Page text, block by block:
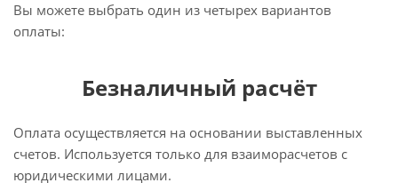
Вы можете выбрать один из четырех вариантов
оплаты:
Безналичный расчёт
Оплата осуществляется на основании выставленных
счетов. Используется только для взаиморасчетов с
юридическими лицами.